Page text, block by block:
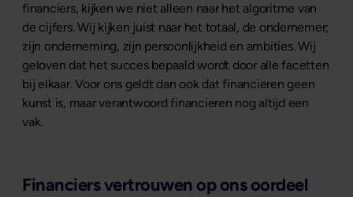
financiers, kijken we niet alleen naar het algoritme van
de cijfers. Wij kijken juist naar het totaal, de ondernemer;
zijn onderneming, zijn persoonlijkheid en ambities. Wij
geloven dat het succes bepaald wordt door alle facetten
bij elkaar. Voor ons geldt dan ook dat financieren geen
kunst is, maar verantwoord financieren nog altijd een
vak.
Financiers vertrouwen op ons oordeel